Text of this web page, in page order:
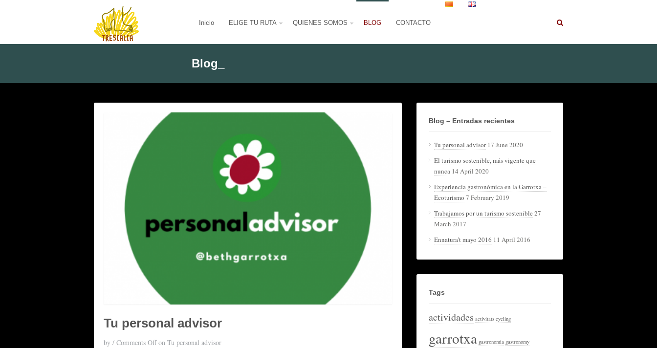
Inicio ELIGE TU RUTA QUIENES SOMOS BLOG CONTACTO
Blog_
Tu personal advisor
by / Comments Offon Tu personal advisor
Blog – Entradas recientes
Tu personal advisor 17 June 2020
El turismo sostenible, más vigente que
nunca 14 April 2020
Experiencia gastronómica en la Garrotxa –
Ecoturismo 7 February 2019
Trabajamos por un turismo sostenible 27
March 2017
Ennatura’t mayo 2016 11 April 2016
Tags
actividades activitats cycling
garrotxa gastronomia gastronomy